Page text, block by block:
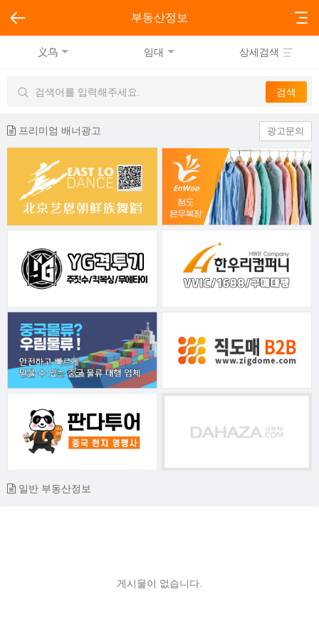
부동산정보
义乌 임대 상세검색
프리미엄 배너광고 광고문의
일반 부동산정보
게시물이 없습니다.